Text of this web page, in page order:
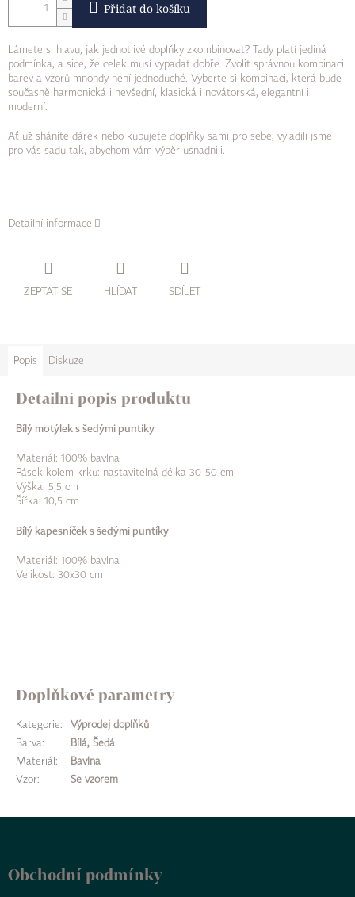
Přidat do košíku
Lámete si hlavu, jak jednotlivé doplňky zkombinovat? Tady platí jediná
podmínka, a sice, že celek musí vypadat dobře. Zvolit správnou kombinaci
barev a vzorů mnohdy není jednoduché. Vyberte si kombinaci, která bude
současně harmonická i nevšední, klasická i novátorská, elegantní i
moderní.
Ať už sháníte dárek nebo kupujete doplňky sami pro sebe, vyladili jsme
pro vás sadu tak, abychom vám výběr usnadnili.
Detailní informace
ZEPTAT SE HLÍDAT SDÍLET
Popis Diskuze
Detailní popis produktu
Bílý motýlek s šedými puntíky
Materiál: 100% bavlna
Pásek kolem krku: nastavitelná délka 30-50 cm
Výška: 5,5 cm
Šířka: 10,5 cm
Bílý kapesníček s šedými puntíky
Materiál: 100% bavlna
Velikost: 30x30 cm
Doplňkové parametry
Kategorie:
Výprodej doplňků
Barva:
Bílá, Šedá
Materiál :
Bavlna
Vzor: Se vzorem
Obchodní podmínky